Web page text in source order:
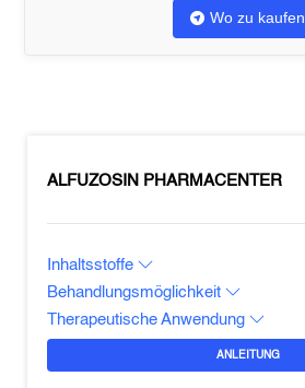
Wo zu kaufen
ALFUZOSIN PHARMACENTER
Inhaltsstoffe
Behandlungsmöglichkeit
Therapeutische Anwendung
ANLEITUNG